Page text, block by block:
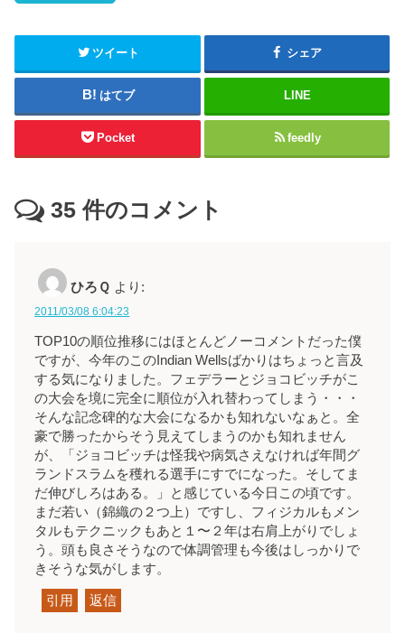
ツイート シェア
はてブ LINE
Pocket feedly
35 件のコメント
ひろＱ より:
2011/03/08 6:04:23
TOP10の順位推移にはほとんどノーコメントだった僕
ですが、今年のこのIndian Wellsばかりはちょっと言及
する気になりました。フェデラーとジョコビッチがこ
の大会を境に完全に順位が入れ替わってしまう・・・
そんな記念碑的な大会になるかも知れないなぁと。全
豪で勝ったからそう見えてしまうのかも知れません
が、「ジョコビッチは怪我や病気さえなければ年間グ
ランドスラムを穫れる選手にすでになった。そしてま
だ伸びしろはある。」と感じている今日この頃です。
まだ若い（錦織の２つ上）ですし、フィジカルもメン
タルもテクニックもあと１〜２年は右肩上がりでしょ
う。頭も良さそうなので体調管理も今後はしっかりで
きそうな気がします。
引用 返信